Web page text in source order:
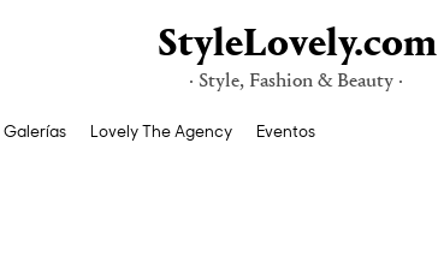
StyleLovely.com
· Style, Fashion & Beauty ·
Galerías Lovely The Agency Eventos